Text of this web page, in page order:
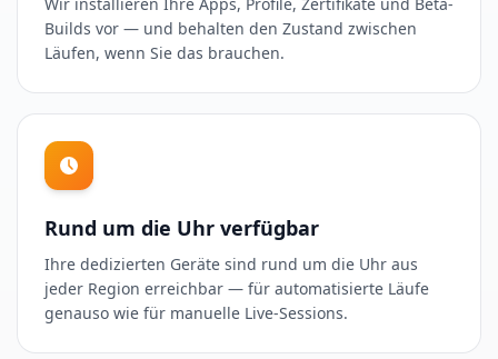
Builds vor — und behalten den Zustand zwischen
Läufen, wenn Sie das brauchen.
Rund um die Uhr verfügbar
Ihre dedizierten Geräte sind rund um die Uhr aus
jeder Region erreichbar — für automatisierte Läufe
genauso wie für manuelle Live-Sessions.